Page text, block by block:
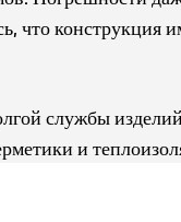
что конструкция
службы
и